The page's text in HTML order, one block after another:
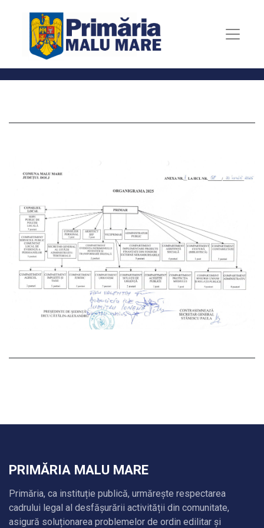
PRIMĂRIA MALU MARE
Primăria, ca instituție publică, urmărește respectarea
cadrului legal al desfășurării activității din comunitate,
asigură soluționarea problemelor de ordin edilitar și